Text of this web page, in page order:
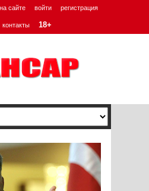
сайте войти регистрация
контакты 18+